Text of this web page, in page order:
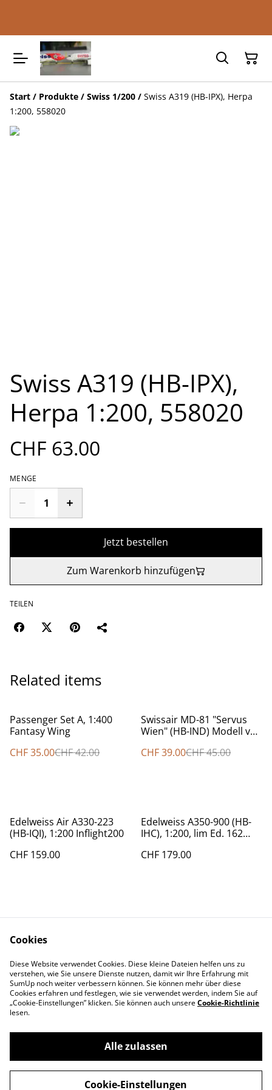
Start / Produkte / Swiss 1/200 / Swiss A319 (HB-IPX), Herpa
1:200, 558020
Swiss A319 (HB-IPX),
Herpa 1:200, 558020
CHF 63.00
MENGE
Jetzt bestellen
Zum Warenkorb hinzufügen
TEILEN
Related items
%
Passenger Set A, 1:400
Fantasy Wing
CHF 35.00CHF 42.00
%
Swissair MD-81 "Servus
Wien" (HB-IND) Modell von
CHF 39.00CHF 45.00
Edelweiss Air A330-223
(HB-IQI), 1:200 Inflight200
CHF 159.00
Edelweiss A350-900 (HB-
IHC), 1:200, lim Ed. 162
CHF 179.00
Contact Us
Legal Terms
Privacy Policy
Cookie Policy
©2026Swiss-Edelweiss
Cookies
Diese Website verwendet Cookies. Diese kleine Dateien helfen uns zu
verstehen, wie Sie unsere Dienste nutzen, damit wir Ihre Erfahrung mit
SumUp noch weiter verbessern können. Sie können mehr über diese
Cookies erfahren und festlegen, wie sie verwendet werden, indem Sie auf
„Cookie-Einstellungen” klicken. Sie können auch unsereCookie-Richtlinie
lesen.
Alle zulassen
Cookie-Einstellungen